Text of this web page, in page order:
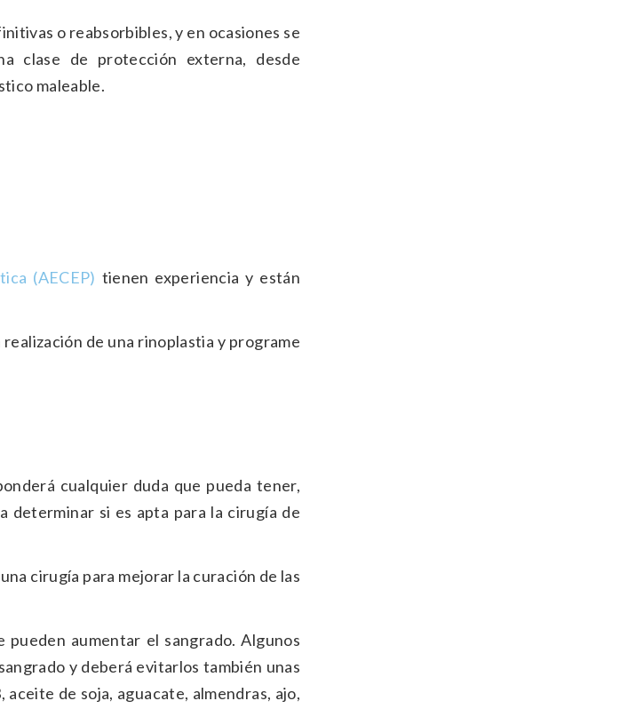
o reabsorbibles, y en ocasiones se
clase de protección externa, desde
maleable.
(AECEP) tienen experiencia y están
de una rinoplastia y programe
cualquier duda que pueda tener,
determinar si es apta para la cirugía de
cirugía para mejorar la curación de las
aumentar el sangrado. Algunos
y deberá evitarlos también unas
de soja, aguacate, almendras, ajo,